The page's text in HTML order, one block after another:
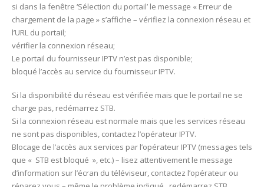
si dans la fenêtre ‘Sélection du portail’ le message « Erreur de
chargement de la page » s’affiche – vérifiez la connexion réseau et
l’URL du portail;
vérifier la connexion réseau;
Le portail du fournisseur IPTV n’est pas disponible;
bloqué l’accès au service du fournisseur IPTV.
Si la disponibilité du réseau est vérifiée mais que le portail ne se
charge pas, redémarrez STB.
Si la connexion réseau est normale mais que les services réseau
ne sont pas disponibles, contactez l’opérateur IPTV.
Blocage de l’accès aux services par l’opérateur IPTV (messages tels
que « STB est bloqué », etc.) – lisez attentivement le message
d’information sur l’écran du téléviseur, contactez l’opérateur ou